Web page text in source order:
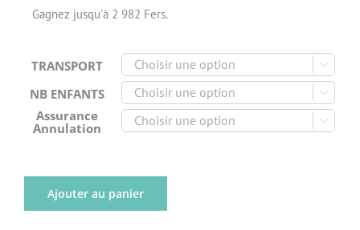
Gagnez jusqu'à 2 982 Fers.
TRANSPORT 
NB ENFANTS 
Assurance
Annulation

Ajouter au panier